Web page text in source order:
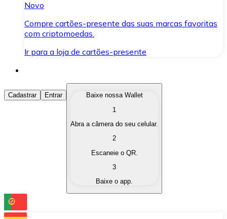
Novo
Compre cartões-presente das suas marcas favoritas
com criptomoedas.
Ir para a loja de cartões-presente
Comprar Criptomoedas
Compre as criptomoedas de seu interesse de forma
Converta suas criptomoedas em moeda fiduciária
Troque uma criptomoeda por outra
Cadastrar Entrar
Baixe nossa Wallet
1
Abra a câmera do seu celular.
2
Escaneie o QR.
3
Baixe o app.